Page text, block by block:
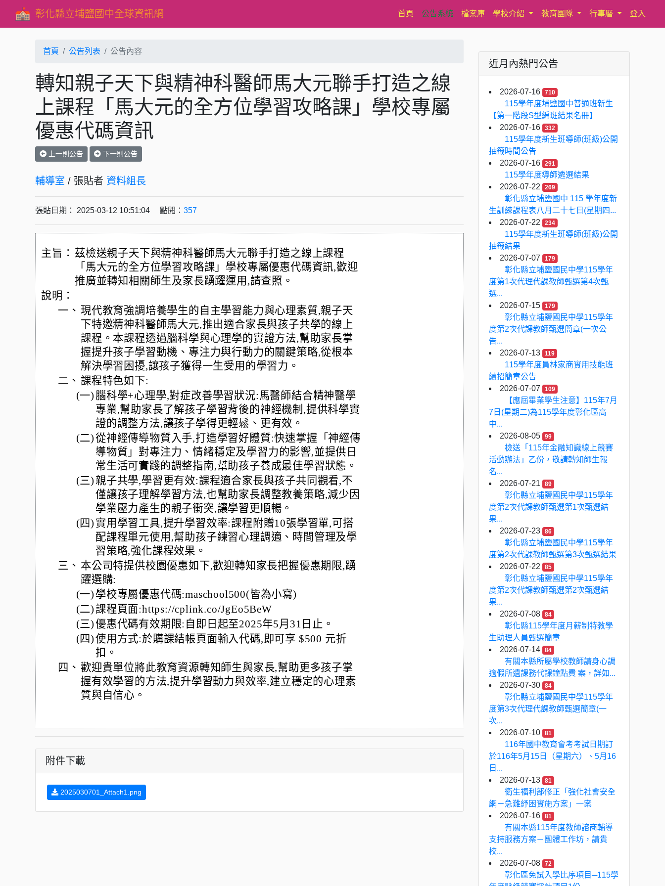
彰化縣立埔鹽國中全球資訊網 首頁(current)
公告系統 檔案庫 學校介紹 教育團隊 行事曆 登入
首頁 公告列表 公告內容
轉知親子天下與精神科醫師馬大元聯手打造之線
上課程「馬大元的全方位學習攻略課」學校專屬
優惠代碼資訊
上一則公告 下一則公告
輔導室 / 張貼者 資料組長
張貼日期： 2025-03-12 10:51:04 點閱： 357
主旨： 茲檢送親子天下與精神科醫師馬大元聯手打造之線上課程
「馬大元的全方位學習攻略課」學校專屬優惠代碼資訊,歡迎
推廣並轉知相關師生及家長踴躍運用,請查照。
說明：
一、 現代教育強調培養學生的自主學習能力與心理素質,親子天
下特邀精神科醫師馬大元,推出適合家長與孩子共學的線上
課程。本課程透過腦科學與心理學的實證方法,幫助家長掌
握提升孩子學習動機、專注力與行動力的關鍵策略,從根本
解決學習困擾,讓孩子獲得一生受用的學習力。
二、 課程特色如下:
(一) 腦科學+心理學,對症改善學習狀況:馬醫師結合精神醫學
專業,幫助家長了解孩子學習背後的神經機制,提供科學實
證的調整方法,讓孩子學得更輕鬆、更有效。
(二)從神經傳導物質入手,打造學習好體質:快速掌握「神經傳
導物質」對專注力、情緒穩定及學習力的影響,並提供日
常生活可實踐的調整指南,幫助孩子養成最佳學習狀態。
(三)親子共學,學習更有效:課程適合家長與孩子共同觀看,不
僅讓孩子理解學習方法,也幫助家長調整教養策略,減少因
學業壓力產生的親子衝突,讓學習更順暢。
(四) 實用學習工具,提升學習效率:課程附贈10張學習單,可搭
配課程單元使用,幫助孩子練習心理調適、時間管理及學
習策略,強化課程效果。
三、 本公司特提供校園優惠如下,歡迎轉知家長把握優惠期限,踴
躍選購:
(一) 學校專屬優惠代碼:maschool500(皆為小寫)
(二)課程頁面:https://cplink.co/JgEo5BeW
(三)優惠代碼有效期限:自即日起至2025年5月31日止。
(四)使用方式:於購課結帳頁面輸入代碼,即可享 $500 元折
扣。
四、 歡迎貴單位將此教育資源轉知師生與家長,幫助更多孩子掌
握有效學習的方法,提升學習動力與效率,建立穩定的心理素
質與自信心。
附件下載
2025030701_Attach1.png
近月內熱門公告
2026-07-16 710
115學年度埔鹽國中普通班新生
【第一階段S型編班結果名冊】
2026-07-16
332
115學年度新生班導師(班級)公開
抽籤時間公告
2026-07-16
291
115學年度導師遴選結果
2026-07-22
269
彰化縣立埔鹽國中 115 學年度新
生訓練課程表八月二十七日(星期四...
2026-07-22
234
115學年度新生班導師(班級)公開
抽籤結果
2026-07-07
179
彰化縣立埔鹽國民中學115學年
度第1次代理代課教師甄選第4次甄
選...
2026-07-15
179
彰化縣立埔鹽國民中學115學年
度第2次代課教師甄選簡章(一次公
告...
2026-07-13
119
115學年度員林家商實用技能班
續招簡章公告
2026-07-07
109
【應屆畢業學生注意】115年7月
7日(星期二)為115學年度彰化區高
中...
2026-08-05
99
檢送「115年金融知識線上競賽
活動辦法」乙份，敬請轉知師生報
名...
2026-07-21
89
彰化縣立埔鹽國民中學115學年
度第2次代課教師甄選第1次甄選結
果...
2026-07-23
86
彰化縣立埔鹽國民中學115學年
度第2次代課教師甄選第3次甄選結果
2026-07-22
85
彰化縣立埔鹽國民中學115學年
度第2次代課教師甄選第2次甄選結
果...
2026-07-08
84
彰化縣115學年度月薪制特教學
生助理人員甄選簡章
2026-07-14
84
有關本縣所屬學校教師請身心調
適假所遺課務代課鐘點費 案，詳如...
2026-07-30
84
彰化縣立埔鹽國民中學115學年
度第3次代理代課教師甄選簡章(一
次...
2026-07-10
81
116年國中教育會考考試日期訂
於116年5月15日（星期六）、5月16
日...
2026-07-13
81
衛生福利部修正「強化社會安全
網－急難紓困實施方案」一案
2026-07-16
81
有關本縣115年度教師諮商輔導
支持服務方案－團體工作坊，請貴
校...
2026-07-08
72
彰化區免試入學比序項目─115學